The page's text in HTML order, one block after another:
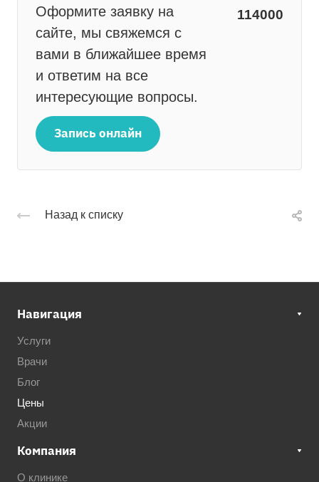
Оформите заявку на
сайте, мы свяжемся с
вами в ближайшее время
и ответим на все
интересующие вопросы.
114000
Запись онлайн
Назад к списку
Навигация
Услуги
Врачи
Блог
Цены
Акции
Компания
О клинике